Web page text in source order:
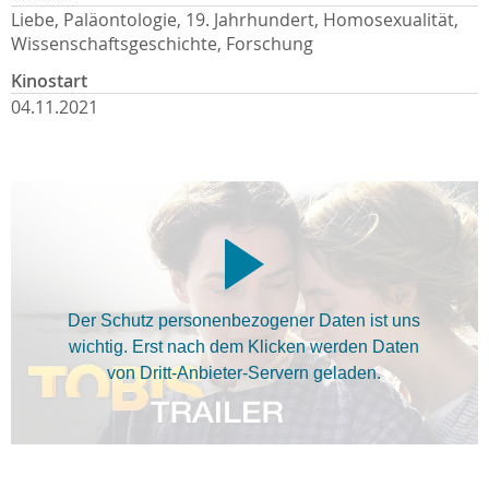
Liebe, Paläontologie, 19. Jahrhundert, Homosexualität,
Wissenschaftsgeschichte, Forschung
Kinostart
04.11.2021
Der Schutz personenbezogener Daten ist uns
wichtig. Erst nach dem Klicken werden Daten
von Dritt-Anbieter-Servern geladen.